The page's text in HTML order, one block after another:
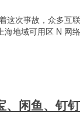
这次事故，众多互
地域可用区 N 网
、闲鱼、钉